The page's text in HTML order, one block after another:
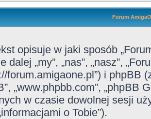
Forum
opisuje w jaki sposób
dalej „my”, „nas”, „nasz”,
forum.amigaone.pl”) i phpBB
„www.phpbb.com”, „phpBB
w czasie dowolnej sesji
o Tobie”).